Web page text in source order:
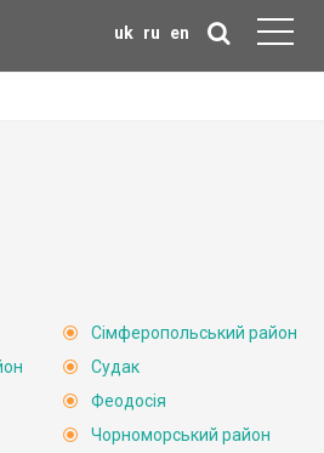
uk ru en
Сімферопольський район
Судак
Феодосія
Чорноморський район